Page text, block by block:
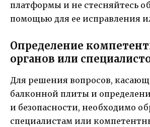
платформы и не стесняйтесь
помощью для ее исправления
Определение
органов или
Для решения вопросов,
балконной плиты и
и безопасности, необходимо
специалистам или